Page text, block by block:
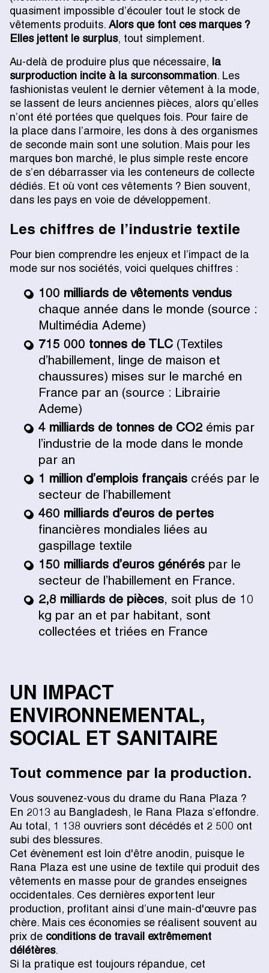
quasiment impossible d’écouler tout le stock de
vêtements produits. Alors que font ces marques ?
Elles jettent le surplus, tout simplement.
Au-delà de produire plus que nécessaire,
la
surproduction incite à la surconsommation. Les
fashionistas veulent le dernier vêtement à la mode,
se lassent de leurs anciennes pièces, alors qu’elles
n’ont été portées que quelques fois. Pour faire de
la place dans l’armoire, les dons à des organismes
de seconde main sont une solution. Mais pour les
marques bon marché, le plus simple reste encore
de s’en débarrasser via les conteneurs de collecte
dédiés. Et où vont ces vêtements ? Bien souvent,
dans les pays en voie de développement.
Les chiffres de l’industrie textile
Pour bien comprendre les enjeux et l’impact de la
mode sur nos sociétés, voici quelques chiffres :
100 milliards de vêtements vendus
chaque année dans le monde (source :
Multimédia Ademe)
715 000 tonnes de TLC (Textiles
d’habillement, linge de maison et
chaussures) mises sur le marché en
France par an (source : Librairie
Ademe)
4 milliards de tonnes de CO2 émis par
l’industrie de la mode dans le monde
par an
1 million d’emplois français créés par le
secteur de l’habillement
460 milliards d’euros de pertes
financières mondiales liées au
gaspillage textile
150 milliards d’euros générés par le
secteur de l’habillement en France.
2,8 milliards de pièces, soit plus de 10
kg par an et par habitant, sont
collectées et triées en France
UN IMPACT
ENVIRONNEMENTAL,
SOCIAL ET SANITAIRE
Tout commence par la production.
Vous souvenez-vous du drame du Rana Plaza ?
En 2013 au Bangladesh, le Rana Plaza s’effondre.
Au total, 1 138 ouvriers sont décédés et 2 500 ont
subi des blessures.
Cet évènement est loin d'être anodin, puisque le
Rana Plaza est une usine de textile qui produit des
vêtements en masse pour de grandes enseignes
occidentales. Ces dernières exportent leur
production, profitant ainsi d’une main-d'œuvre pas
chère. Mais ces économies se réalisent souvent au
prix de conditions de travail extrêmement
délétères.
Si la pratique est toujours répandue, cet